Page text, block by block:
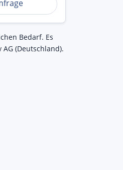
Bedarf. Es
(Deutschland).